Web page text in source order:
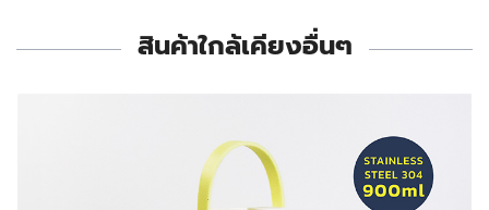
สินค้าใกล้เคียงอื่นๆ